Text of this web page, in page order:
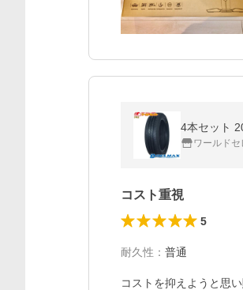
4本セット
ワールド
コスト重視
5
耐久性 ： 普通
コストを抑えようと思